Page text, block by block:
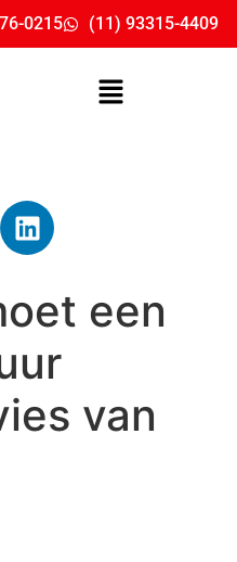
0215 (11) 93315-4409
een
van